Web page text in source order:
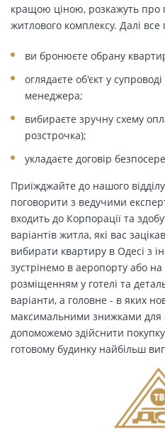
кращою ціною, розкажуть про
житлового комплексу. Далі все
ви бронюєте обрану
оглядаєте об'єкт у
менеджера;
вибираєте зручну схему
розстрочка);
укладаєте договір
Приїжджайте до нашого
поговорити з ведучими
входить до Корпорації та
варіантів житла, які вас
вибирати квартиру в Одесі з
зустрінемо в аеропорту або
розміщенням у готелі та
варіанти, а головне - в яких
максимальними знижками для
допоможемо здійснити
готовому будинку найбільш